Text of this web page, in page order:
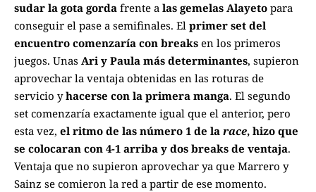
sudar la gota gorda frente a las gemelas Alayeto para
conseguir el pase a semifinales. El primer set del
encuentro comenzaría con breaks en los primeros
juegos. Unas Ari y Paula más determinantes, supieron
aprovechar la ventaja obtenidas en las roturas de
servicio yhacerse con la primera manga. El segundo
set comenzaría exactamente igual que el anterior, pero
esta vez, el ritmo de las número 1 de la race, hizo que
se colocaran con 4-1 arriba y dos breaks de ventaja.
Ventaja que no supieron aprovechar ya que Marrero y
Sainz se comieron la red a partir de ese momento.